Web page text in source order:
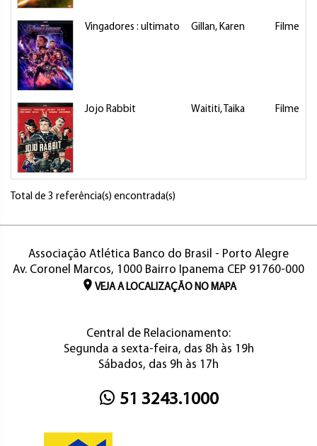
Vingadores : ultimato Gillan, Karen Filme
Jojo Rabbit Waititi, Taika Filme
Total de 3 referência(s) encontrada(s)
Associação Atlética Banco do Brasil - Porto Alegre
Av. Coronel Marcos, 1000 Bairro Ipanema CEP 91760-000
VEJA A LOCALIZAÇÃO NO MAPA
Central de Relacionamento:
Segunda a sexta-feira, das 8h às 19h
Sábados, das 9h às 17h
51 3243.1000